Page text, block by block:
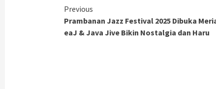
Continue
Reading
Previous
Prambanan Jazz Festival 2025 Dibuka
eaJ & Java Jive Bikin Nostalgia dan Haru